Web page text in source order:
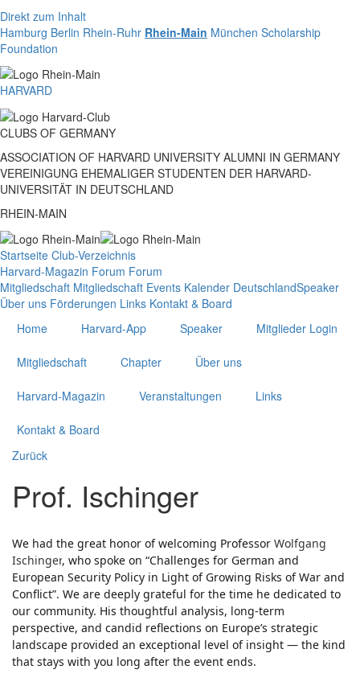
Direkt zum Inhalt
Hamburg Berlin Rhein-Ruhr Rhein-Main München Scholarship
Foundation
HARVARD
CLUBS OF GERMANY
ASSOCIATION OF HARVARD UNIVERSITY ALUMNI IN GERMANY
VEREINIGUNG EHEMALIGER STUDENTEN DER HARVARD-
UNIVERSITÄT IN DEUTSCHLAND
RHEIN-MAIN
Startseite Club-Verzeichnis
Harvard-Magazin Forum Forum
Mitgliedschaft Mitgliedschaft Events Kalender DeutschlandSpeaker
Über uns Förderungen Links Kontakt & Board
Home
Harvard-App Speaker Mitglieder Login
Mitgliedschaft Chapter Über uns
Harvard-Magazin Veranstaltungen Links
Kontakt & Board
Zurück
Prof. Ischinger
We had the great honor of welcoming Professor Wolfgang
Ischinger, who spoke on “Challenges for German and
European Security Policy in Light of Growing Risks of War and
Conflict”. We are deeply grateful for the time he dedicated to
our community. His thoughtful analysis, long‑term
perspective, and candid reflections on Europe’s strategic
landscape provided an exceptional level of insight — the kind
that stays with you long after the event ends.